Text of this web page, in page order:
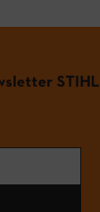
STIHL